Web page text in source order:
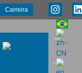
Carreira
PMA
Energia